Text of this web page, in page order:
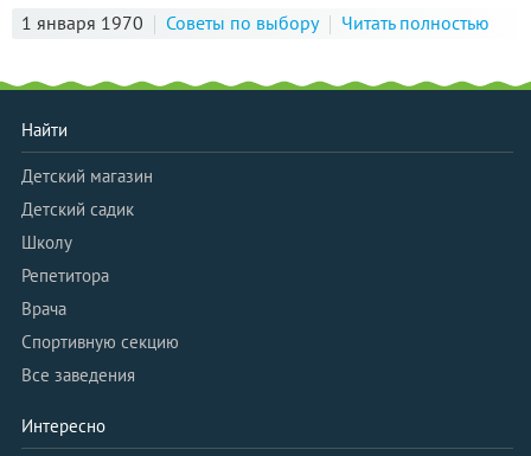
1 января 1970
Советы по выбору Читать полностью
Найти
Детский магазин
Детский садик
Школу
Репетитора
Врача
Спортивную секцию
Все заведения
Интересно